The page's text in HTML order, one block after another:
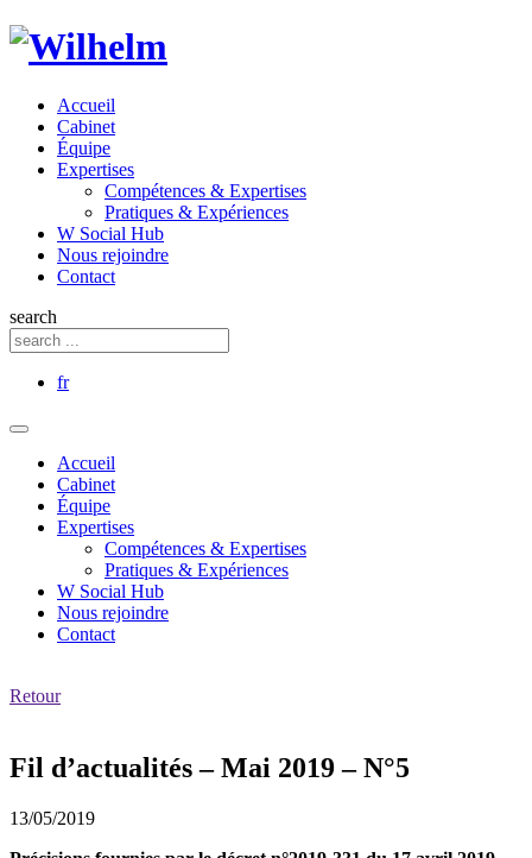
Accueil
Cabinet
Équipe
Expertises
Compétences & Expertises
Pratiques & Expériences
W Social Hub
Nous rejoindre
Contact
search
fr
Accueil
Cabinet
Équipe
Expertises
Compétences & Expertises
Pratiques & Expériences
W Social Hub
Nous rejoindre
Contact
Retour
Fil d’actualités – Mai 2019 – N°5
13/05/2019